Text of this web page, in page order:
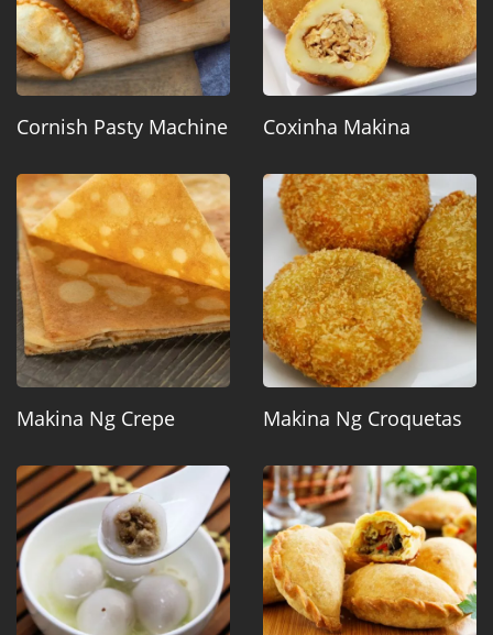
Cornish Pasty Machine Coxinha Makina
Makina Ng Crepe Makina Ng Croquetas